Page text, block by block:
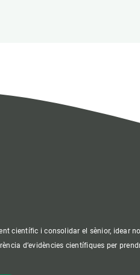
científic i consolidar el sènior, idear
d’evidències científiques per